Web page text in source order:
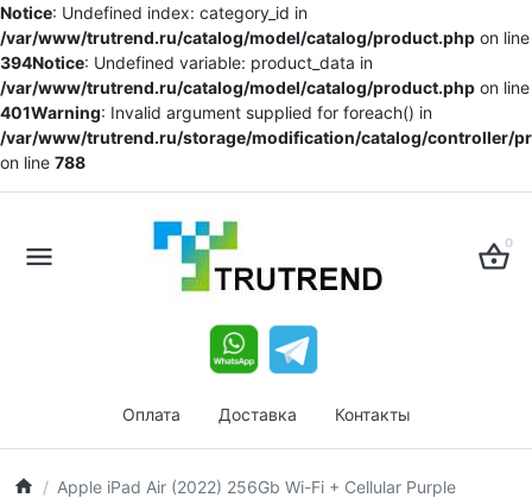
Notice: Undefined index: category_id in
/var/www/trutrend.ru/catalog/model/catalog/product.php on line
394Notice: Undefined variable: product_data in
/var/www/trutrend.ru/catalog/model/catalog/product.php on line
401Warning: Invalid argument supplied for foreach() in
/var/www/trutrend.ru/storage/modification/catalog/controller/
on line 788
0
Оплата Доставка Контакты
Apple iPad Air (2022) 256Gb Wi-Fi + Cellular Purple